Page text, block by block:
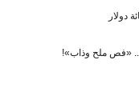
دولار
«فص ملح وذاب»!